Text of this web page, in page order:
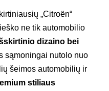
„Citroën“
ne tik automobilio
dizaino bei
sąmoningai nutolo nuo
šeimos automobilių ir
stiliaus